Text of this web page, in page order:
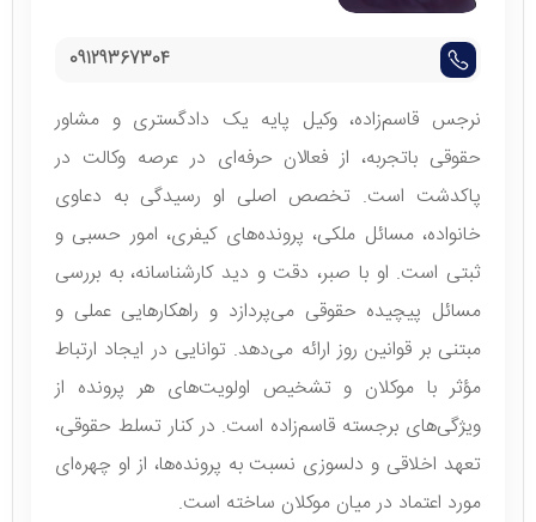
09129367304
نرجس قاسم‌زاده، وکیل پایه یک دادگستری و مشاور
حقوقی باتجربه، از فعالان حرفه‌ای در عرصه وکالت در
پاکدشت است. تخصص اصلی او رسیدگی به دعاوی
خانواده، مسائل ملکی، پرونده‌های کیفری، امور حسبی و
ثبتی است. او با صبر، دقت و دید کارشناسانه، به بررسی
مسائل پیچیده حقوقی می‌پردازد و راهکارهایی عملی و
مبتنی بر قوانین روز ارائه می‌دهد. توانایی در ایجاد ارتباط
مؤثر با موکلان و تشخیص اولویت‌های هر پرونده از
ویژگی‌های برجسته قاسم‌زاده است. در کنار تسلط حقوقی،
تعهد اخلاقی و دلسوزی نسبت به پرونده‌ها، از او چهره‌ای
مورد اعتماد در میان موکلان ساخته است.